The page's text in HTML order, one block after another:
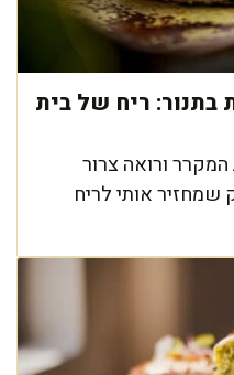
בתנור: ריח של בית
ורואה צרור
שמחזיר אותי לריח